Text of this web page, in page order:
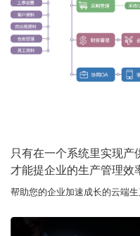
只有在一个系统里实现产
才能提企业的生产管理效
帮助您的企业加速成长的云端